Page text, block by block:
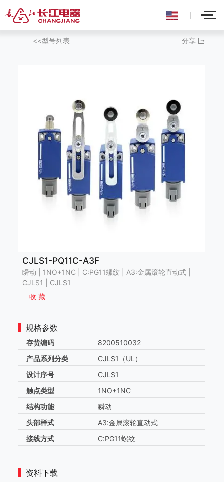
<<型号列表 分享
CJLS1-PQ11C-A3F
瞬动 | 1NO+1NC | C:PG11螺纹 | A3:金属滚轮直动式 |
CJLS1 | CJLS1
收 藏
规格参数
存货编码
8200510032
产品系列分类
CJLS1（UL）
设计序号
CJLS1
触点类型
1NO+1NC
结构功能
瞬动
头部样式
A3:金属滚轮直动式
接线方式
C:PG11螺纹
资料下载